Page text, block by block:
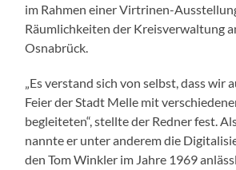
im Rahmen einer Virtrinen-
Räumlichkeiten der Kreisverwaltung
Osnabrück.
„Es verstand sich von selbst, dass wir
Feier der Stadt Melle mit
begleiteten“, stellte der Redner fest.
nannte er unter anderem die
den Tom Winkler im Jahre 1969